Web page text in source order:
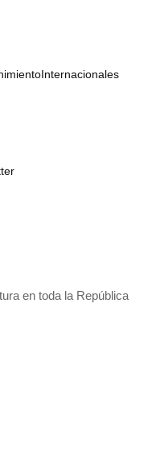
Internacionales
en toda la República